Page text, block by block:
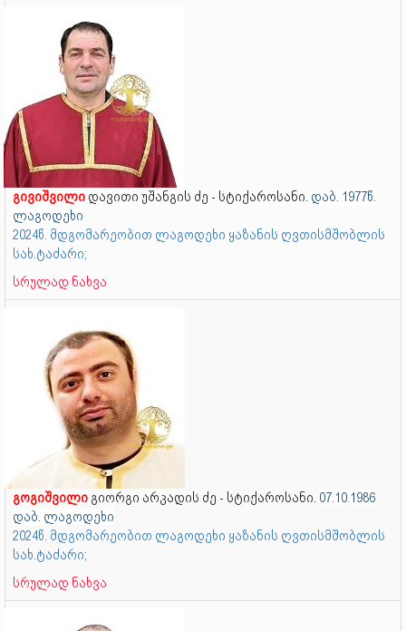
გივიშვილი დავითი უშანგის ძე - სტიქაროსანი. დაბ. 1977წ.
ლაგოდეხი
2024წ. მდგომარეობით ლაგოდეხი ყაზანის ღვთისმშობლის
სახ.ტაძარი;
სრულად ნახვა
გოგიშვილი გიორგი არკადის ძე - სტიქაროსანი. 07.10.1986
დაბ. ლაგოდეხი
2024წ. მდგომარეობით ლაგოდეხი ყაზანის ღვთისმშობლის
სახ.ტაძარი;
სრულად ნახვა